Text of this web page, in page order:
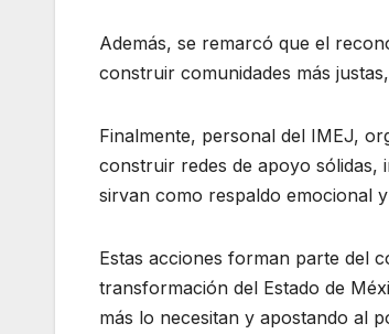
Además, se remarcó que el
construir comunidades más
Finalmente, personal del IMEJ,
construir redes de apoyo sólidas,
sirvan como respaldo emocional
Estas acciones forman parte del
transformación del Estado de
más lo necesitan y apostando al